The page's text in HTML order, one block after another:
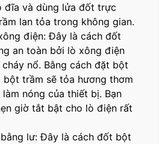
đĩa và dùng lửa đốt trực
lan tỏa trong không gian.
điện: Đây là cách đốt
an toàn bởi lò xông điện
nổ. Bằng cách đặt bột
trầm sẽ tỏa hương thơm
nóng của thiết bị. Bạn
giờ tắt bật cho lò điện rất
lư: Đây là cách đốt bột